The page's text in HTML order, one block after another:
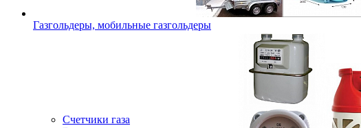
Газгольдеры, мобильные газгольдеры
Счетчики газа